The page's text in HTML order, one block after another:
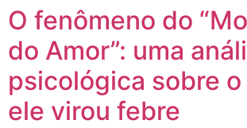
O fenômeno do
do Amor”: uma
psicológica sobre
ele virou febre